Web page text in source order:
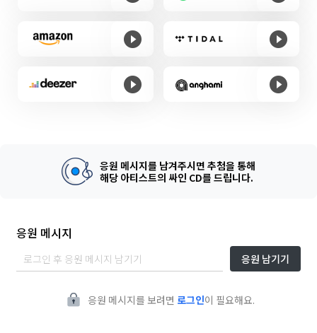
응원 메시지를 남겨주시면 추첨을 통해
해당 아티스트의 싸인 CD를 드립니다.
응원 메시지
응원 남기기
응원 메시지를 보려면 로그인이 필요해요.